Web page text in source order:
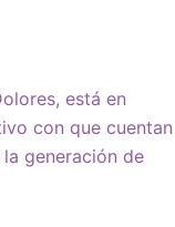
está en
con que cuentan
generación de